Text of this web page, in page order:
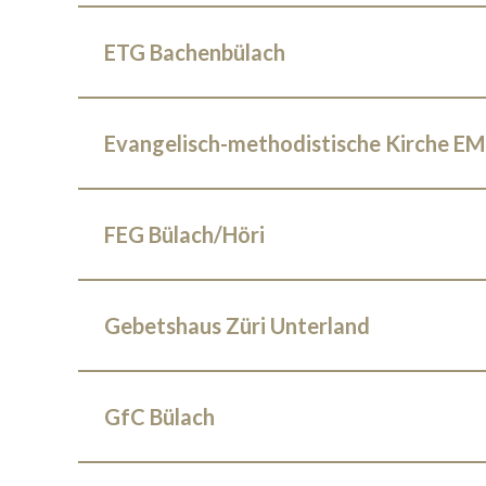
ETG Bachenbülach
Evangelisch-methodistische Kirche
FEG Bülach/Höri
Gebetshaus Züri Unterland
GfC Bülach